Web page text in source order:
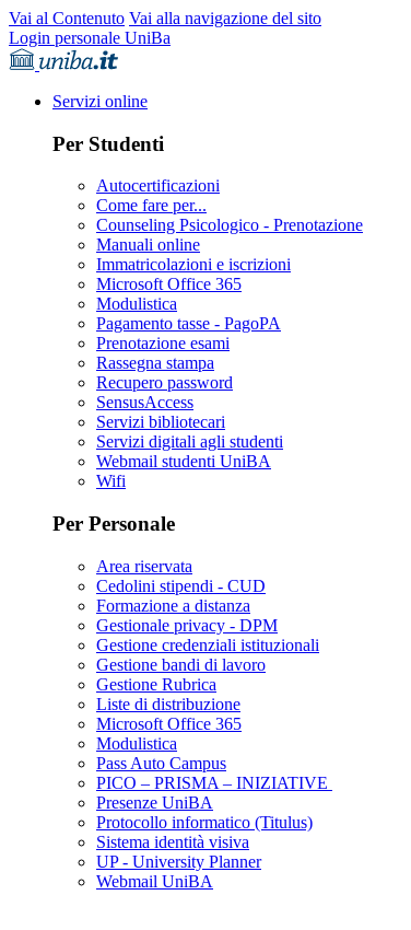
Vai al Contenuto Vai alla navigazione del sito
Login personale UniBa
Servizi online
Per Studenti
Autocertificazioni
Come fare per...
Counseling Psicologico - Prenotazione
Manuali online
Immatricolazioni e iscrizioni
Microsoft Office 365
Modulistica
Pagamento tasse - PagoPA
Prenotazione esami
Rassegna stampa
Recupero password
SensusAccess
Servizi bibliotecari
Servizi digitali agli studenti
Webmail studenti UniBA
Wifi
Per Personale
Area riservata
Cedolini stipendi - CUD
Formazione a distanza
Gestionale privacy - DPM
Gestione credenziali istituzionali
Gestione bandi di lavoro
Gestione Rubrica
Liste di distribuzione
Microsoft Office 365
Modulistica
Pass Auto Campus
PICO – PRISMA – INIZIATIVE
Presenze UniBA
Protocollo informatico (Titulus)
Sistema identità visiva
UP - University Planner
Webmail UniBA